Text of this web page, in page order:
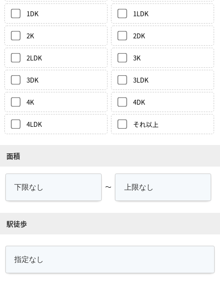
1DK 1LDK
2K 2DK
2LDK 3K
3DK 3LDK
4K 4DK
4LDK それ以上
面積
～
駅徒歩